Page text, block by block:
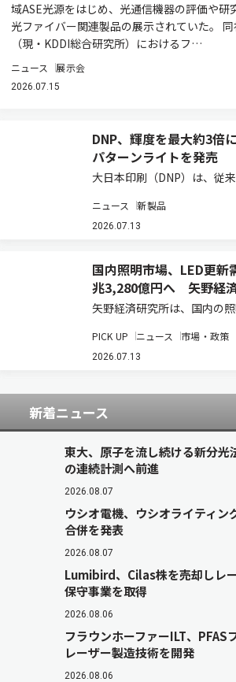
域ASE光源をはじめ、光通信機器の評価や研
光ファイバー関連製品の展示されていた。
（現・KDDI総合研究所）におけるフ…
ニュース 展示会
2026.07.15
DNP、輝度を最大約3倍
パターンライトを発売
大日本印刷（DNP）は、従
ターンライト 固定設置タイ
年7月から試験販売を開始す
ニュース 新製品
2026.07.13
国内照明市場、LED更新
兆3,280億円へ 矢野経
矢野経済研究所は、国内の
の国内照明総市場規模は、前
910億2,500万円と推計して
PICK UP ニュース 市場・政策
2026.07.13
新着ニュース
東大、原子を流し続ける新分
の連続計測へ前進
2026.08.07
ウシオ電機、ウシオライティン
合併を発表
2026.08.07
Lumibird、Cilas株を売却しレ
保守事業を取得
2026.08.06
フラウンホーファーILT、PFAS
レーザー製造技術を開発
2026.08.06